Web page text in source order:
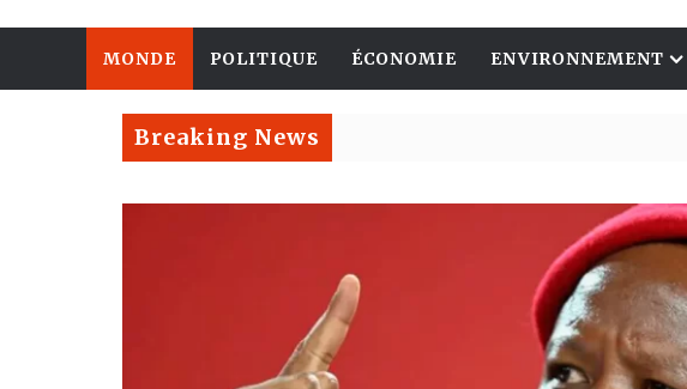
MONDE POLITIQUE ÉCONOMIE ENVIRONNEMENT
Breaking News